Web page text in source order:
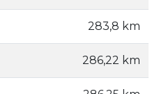
283,8 km
286,22 km